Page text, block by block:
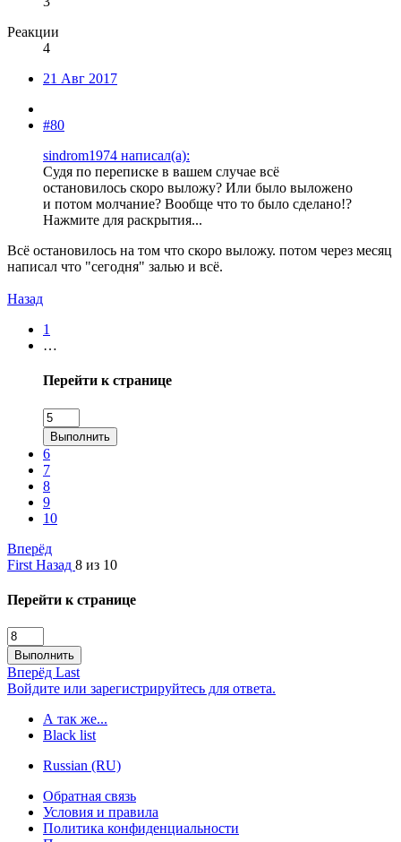
Реакции
4
21 Авг 2017
#80
sindrom1974 написал(а):
Судя по переписке в вашем случае всё
остановилось скоро выложу? Или было выложено
и потом молчание? Вообще что то было сделано!?
Нажмите для раскрытия...
Всё остановилось на том что скоро выложу. потом через месяц
написал что "сегодня" залью и всё.
Назад
1
…
Перейти к странице
Выполнить
6
7
8
9
10
Вперёд
First Назад 8 из 10
Перейти к странице
Выполнить
Вперёд Last
Войдите или зарегистрируйтесь для ответа.
А так же...
Black list
Russian (RU)
Обратная связь
Условия и правила
Политика конфиденциальности